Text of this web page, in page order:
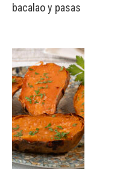
bacalao y pasas